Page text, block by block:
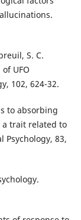
S. C.
UFO
102, 624-32.
to absorbing
a trait related to
Psychology, 83,